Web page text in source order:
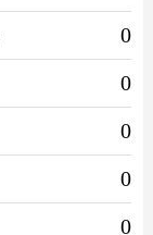
0
0
0
0
0